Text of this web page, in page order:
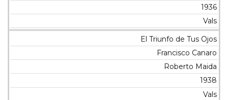
1936
Vals
El Triunfo de Tus Ojos
Francisco Canaro
Roberto Maida
1938
Vals